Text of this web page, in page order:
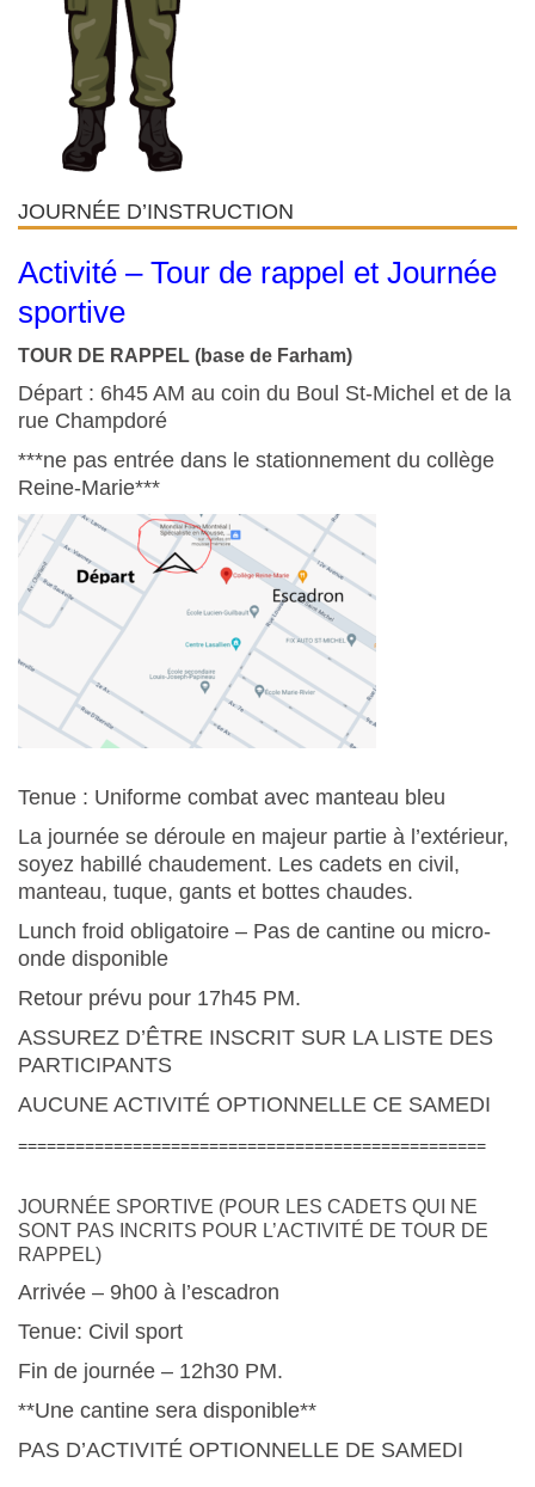
JOURNÉE D’INSTRUCTION
Activité – Tour de rappel et Journée
sportive
TOUR DE RAPPEL (base de Farham)
Départ : 6h45 AM au coin du Boul St-Michel et de la
rue Champdoré
***ne pas entrée dans le stationnement du collège
Reine-Marie***
Tenue : Uniforme combat avec manteau bleu
La journée se déroule en majeur partie à l’extérieur,
soyez habillé chaudement. Les cadets en civil,
manteau, tuque, gants et bottes chaudes.
Lunch froid obligatoire – Pas de cantine ou micro-
onde disponible
Retour prévu pour 17h45 PM.
ASSUREZ D’ÊTRE INSCRIT SUR LA LISTE DES
PARTICIPANTS
AUCUNE ACTIVITÉ OPTIONNELLE CE SAMEDI
=================================================
JOURNÉE SPORTIVE (POUR LES CADETS QUI NE
SONT PAS INCRITS POUR L’ACTIVITÉ DE TOUR DE
RAPPEL)
Arrivée – 9h00 à l’escadron
Tenue: Civil sport
Fin de journée – 12h30 PM.
**Une cantine sera disponible**
PAS D’ACTIVITÉ OPTIONNELLE DE SAMEDI